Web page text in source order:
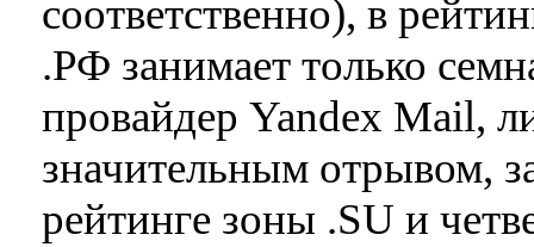
соответственно), в
.РФ занимает только
провайдер Yandex Mail,
значительным отрывом,
рейтинге зоны .SU и